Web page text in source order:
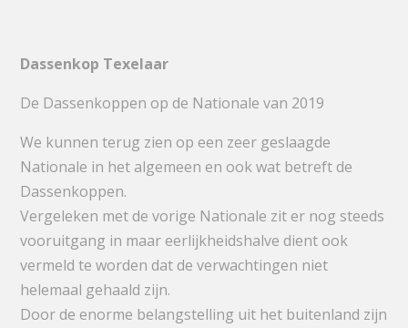
Dassenkop Texelaar
De Dassenkoppen op de Nationale van 2019
We kunnen terug zien op een zeer geslaagde
Nationale in het algemeen en ook wat betreft de
Dassenkoppen.
Vergeleken met de vorige Nationale zit er nog steeds
vooruitgang in maar eerlijkheidshalve dient ook
vermeld te worden dat de verwachtingen niet
helemaal gehaald zijn.
Door de enorme belangstelling uit het buitenland zijn